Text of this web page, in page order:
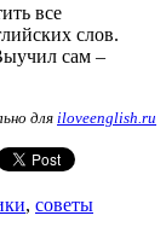
все
слов.
сам –
для iloveenglish.ru
, советы